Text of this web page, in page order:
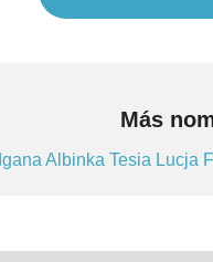
Más
Albinka Tesia Lucja